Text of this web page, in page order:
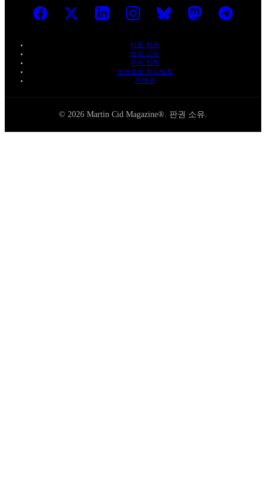
이용 약관
법적 고지
쿠키 정책
개인정보 처리방침
저작권
© 2026 Martin Cid Magazine®. 판권 소유.